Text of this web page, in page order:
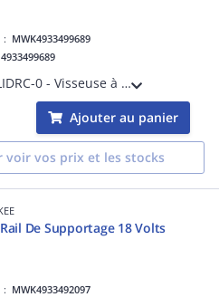
: MWK4933499689
4933499689
M12 BLIDRC-0 - Visseuse à chocs compacte Hex 1/4 Brushless, 12V, 148Nm - sans batterie, ni chargeur
Ajouter au panier
voir vos prix et les stocks
De Supportage 18 Volts
: MWK4933492097